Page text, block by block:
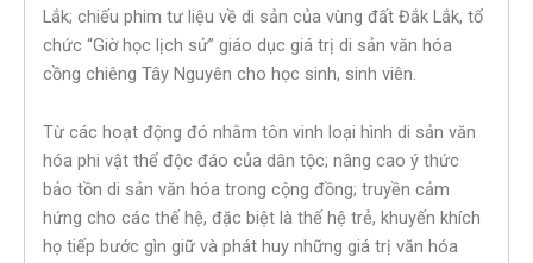
Lắk; chiếu phim tư liệu về di sản của vùng đất Đắk Lắk, tổ
chức “Giờ học lịch sử” giáo dục giá trị di sản văn hóa
cồng chiêng Tây Nguyên cho học sinh, sinh viên.
Từ các hoạt động đó nhằm tôn vinh loại hình di sản văn
hóa phi vật thể độc đáo của dân tộc; nâng cao ý thức
bảo tồn di sản văn hóa trong cộng đồng; truyền cảm
hứng cho các thế hệ, đặc biệt là thế hệ trẻ, khuyến khích
họ tiếp bước gìn giữ và phát huy những giá trị văn hóa